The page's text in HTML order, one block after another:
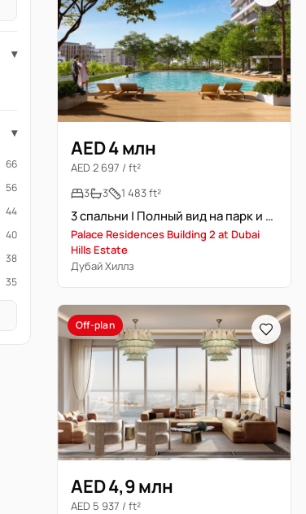
▾
▾
66
56
44
40
38
35
AED 4 млн
AED 2 697 / ft²
3
3 1 483 ft²
3 спальни | Полный вид на парк и бассейн
Palace Residences Building 2 at Dubai
Hills Estate
Дубай Хиллз
Off-plan
AED 4,9 млн
AED 5 937 / ft²